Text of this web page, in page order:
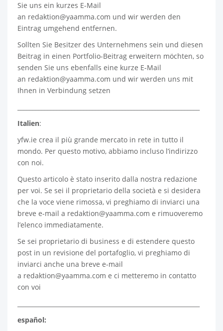
Sie uns ein kurzes E-Mail
an redaktion@yaamma.com und wir werden den
Eintrag umgehend entfernen.
Sollten Sie Besitzer des Unternehmens sein und diesen
Beitrag in einen Portfolio-Beitrag erweitern möchten, so
senden Sie uns ebenfalls eine kurze E-Mail
an redaktion@yaamma.com und wir werden uns mit
Ihnen in Verbindung setzen
Italien:
yfw.ie crea il più grande mercato in rete in tutto il
mondo. Per questo motivo, abbiamo incluso l’indirizzo
con noi.
Questo articolo è stato inserito dalla nostra redazione
per voi. Se sei il proprietario della società e si desidera
che la voce viene rimossa, vi preghiamo di inviarci una
breve e-mail a redaktion@yaamma.com e rimuoveremo
l’elenco immediatamente.
Se sei proprietario di business e di estendere questo
post in un revisione del portafoglio, vi preghiamo di
inviarci anche una breve e-mail
a redaktion@yaamma.com e ci metteremo in contatto
con voi
español: